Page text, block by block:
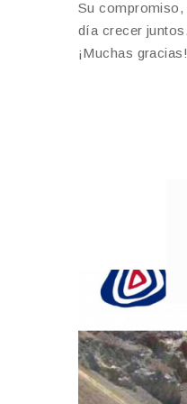
Su compromiso,
día crecer juntos.
¡Muchas gracias!